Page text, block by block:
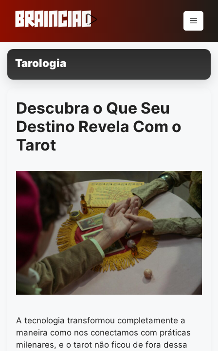
conteúdo
Menu
Tarologia
Descubra o Que Seu
Destino Revela Com o
Tarot
A tecnologia transformou completamente a
maneira como nos conectamos com práticas
milenares, e o tarot não ficou de fora dessa